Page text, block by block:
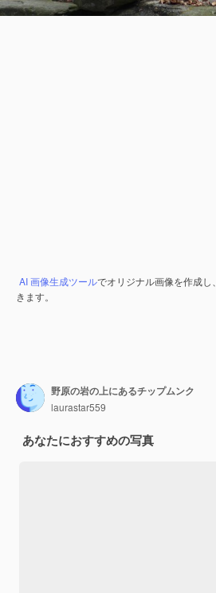
AI 画像生成ツールでオリジナル画像を作成し、
きます。
野原の岩の上にあるチップムンク
laurastar559
あなたにおすすめの写真